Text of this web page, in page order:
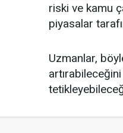
riski ve kamu
piyasalar
Uzmanlar,